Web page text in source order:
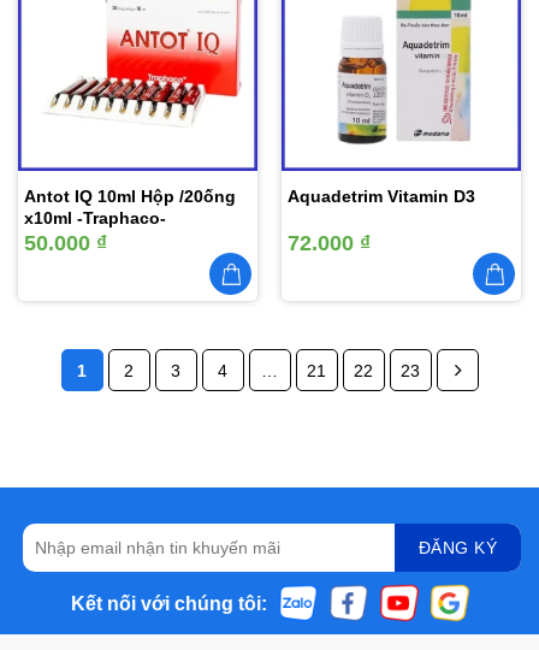
Thêm
yêu
thích
Antot IQ 10ml Hộp /20ống
x10ml -Traphaco-
50.000 ₫
Aquadetrim Vitamin D3
72.000 ₫
1 2 3 4 21 22 23
Kết nối với chúng tôi: